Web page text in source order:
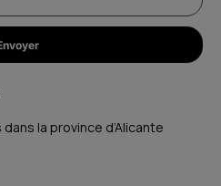
la province d’Alicante